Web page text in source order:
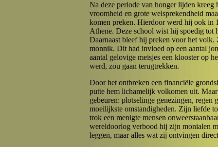
Na deze periode van honger lijden
vroomheid en grote welsprekendheid
komen preken. Hierdoor werd hij ook in
Athene. Deze school wist hij spoedig tot
Daarnaast bleef hij preken voor het volk.
monnik. Dit had invloed op een aantal
aantal gelovige meisjes een klooster op
werd, zou gaan terugtrekken.
Door het ontbreken een financiële
putte hem lichamelijk volkomen uit.
gebeuren: plotselinge genezingen, regen
moeilijkste omstandigheden. Zijn liefde
trok een menigte mensen
wereldoorlog verbood hij zijn monialen
leggen, maar alles wat zij ontvingen